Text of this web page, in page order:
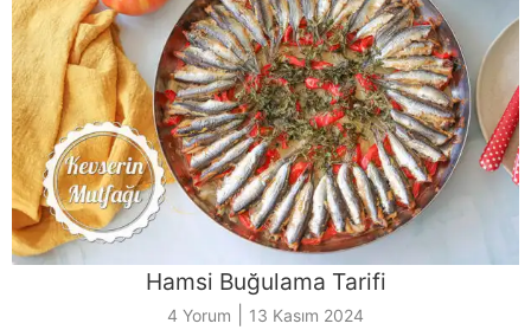
Hamsi Buğulama Tarifi
4 Yorum 13 Kasım 2024